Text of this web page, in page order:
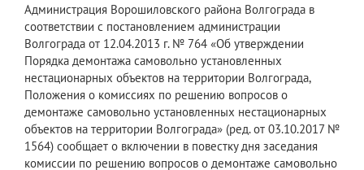
Администрация Ворошиловского района Волгограда в
соответствии с постановлением администрации
Волгограда от 12.04.2013 г. № 764 «Об утверждении
Порядка демонтажа самовольно установленных
нестационарных объектов на территории Волгограда,
Положения о комиссиях по решению вопросов о
демонтаже самовольно установленных нестационарных
объектов на территории Волгограда» (ред. от 03.10.2017 №
1564) сообщает о включении в повестку дня заседания
комиссии по решению вопросов о демонтаже самовольно